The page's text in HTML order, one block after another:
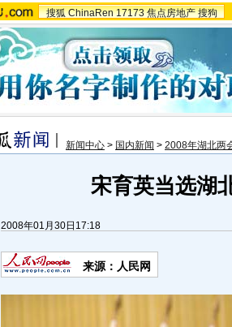
搜狐 ChinaRen 17173 焦点房地产 搜狗
新闻中心 > 国内新闻 > 2008年湖北两
宋育英当选湖
2008年01月30日17:18
来源：人民网